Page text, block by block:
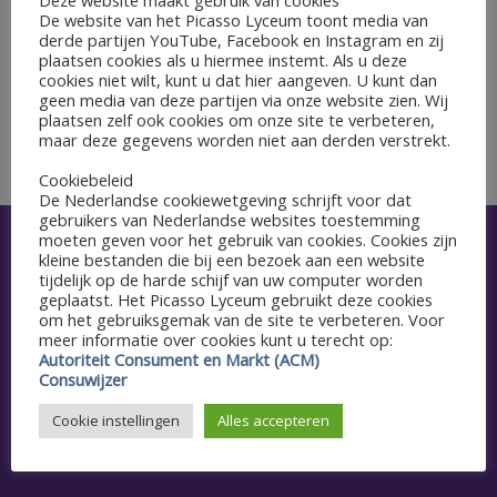
GEGEVENS
Datum:
17 juni 2022
Centraal Examen Tweede Tijdvak Ochtend verkort online rooster
Snel naar
Aanmelden
Agenda
Vacatures
De website van het Picasso Lyceum toont media van
derde partijen YouTube, Facebook en Instagram en zij
plaatsen cookies als u hiermee instemt. Als u deze
cookies niet wilt, kunt u dat hier aangeven. U kunt dan
geen media van deze partijen via onze website zien. Wij
plaatsen zelf ook cookies om onze site te verbeteren,
maar deze gegevens worden niet aan derden verstrekt.
Cookiebeleid
De Nederlandse cookiewetgeving schrijft voor dat
gebruikers van Nederlandse websites toestemming
moeten geven voor het gebruik van cookies. Cookies zijn
kleine bestanden die bij een bezoek aan een website
tijdelijk op de harde schijf van uw computer worden
geplaatst. Het Picasso Lyceum gebruikt deze cookies
om het gebruiksgemak van de site te verbeteren. Voor
meer informatie over cookies kunt u terecht op:
Autoriteit Consument en Markt (ACM)
Consuwijzer
Cookie instellingen Alles accepteren